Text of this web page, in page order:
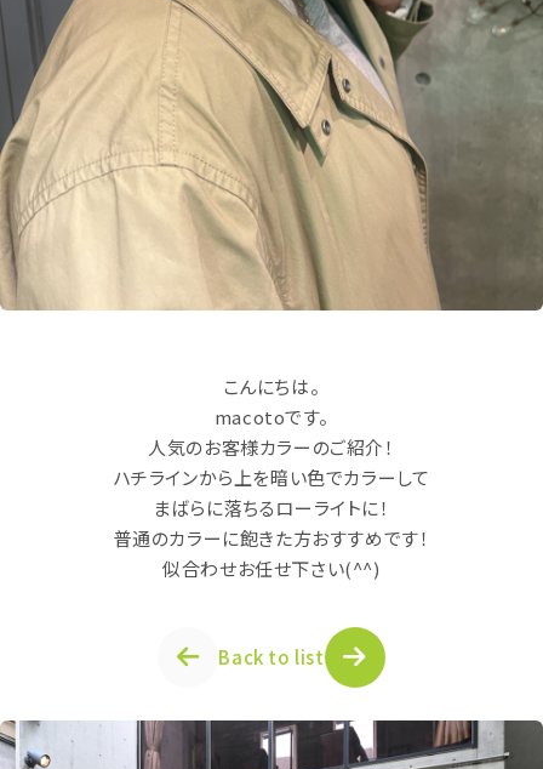
こんにちは。
macotoです。
人気のお客様カラーのご紹介！
ハチラインから上を暗い色でカラーして
まばらに落ちるローライトに！
普通のカラーに飽きた方おすすめです！
似合わせお任せ下さい(^^)
Back to list